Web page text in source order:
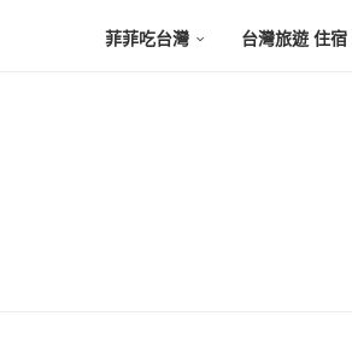
菲菲吃台灣 台灣旅遊 住宿